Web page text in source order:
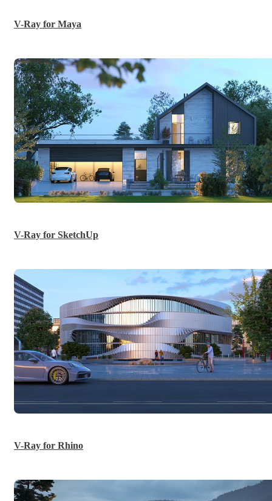
V-Ray for Maya
V-Ray for SketchUp
V-Ray for Rhino